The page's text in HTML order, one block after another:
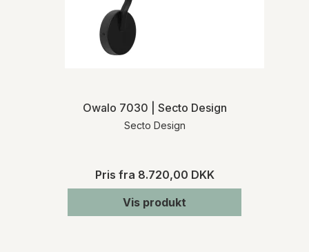
Owalo 7030 | Secto Design
Secto Design
Pris fra 8.720,00 DKK
Vis produkt